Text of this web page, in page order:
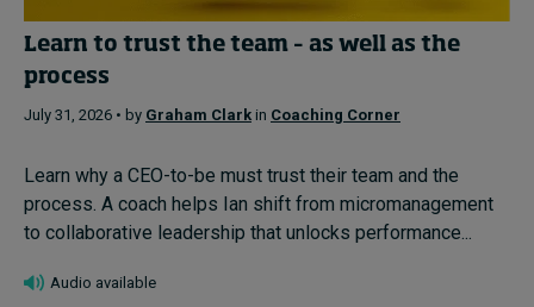
Learn to trust the team – as well as the
process
July 31, 2026 • by Graham Clark in Coaching Corner
Learn why a CEO-to-be must trust their team and the
process. A coach helps Ian shift from micromanagement
to collaborative leadership that unlocks performance...
Audio available